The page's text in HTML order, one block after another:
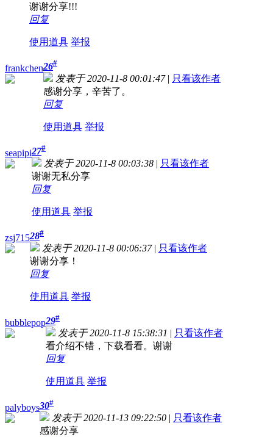
谢谢分享!!!
回复
使用道具 举报
frankchen26#
发表于 2020-11-8 00:01:47 | 只看该作者
感谢分享，辛苦了。
回复
使用道具 举报
seapipi27#
发表于 2020-11-8 00:03:38 | 只看该作者
谢谢无私分享
回复
使用道具 举报
zsj71528#
发表于 2020-11-8 00:06:37 | 只看该作者
谢谢分享！
回复
使用道具 举报
bubblepop29#
发表于 2020-11-8 15:38:31 | 只看该作者
看介绍不错，下载看看。谢谢
回复
使用道具 举报
palyboys30#
发表于 2020-11-13 09:22:50 | 只看该作者
感谢分享